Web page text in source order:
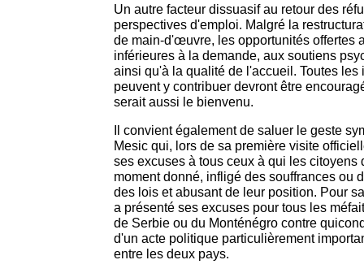
Un autre facteur dissuasif au retour des
perspectives d'emploi. Malgré la
de main-d'œuvre, les opportunités offertes
inférieures à la demande, aux soutiens
ainsi qu'à la qualité de l'accueil. Toutes
peuvent y contribuer devront être
serait aussi le bienvenu.
Il convient également de saluer le geste
Mesic qui, lors de sa première visite
ses excuses à tous ceux à qui les citoyens
moment donné, infligé des souffrances ou
des lois et abusant de leur position. Pour
a présenté ses excuses pour tous les
de Serbie ou du Monténégro contre
d'un acte politique particulièrement
entre les deux pays.